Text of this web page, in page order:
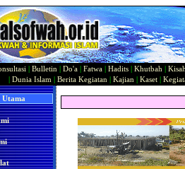
Bulletin Do'a Fatwa Hadits Khutbah
Dunia Islam Berita Kegiatan Kajian Kaset|
Utama